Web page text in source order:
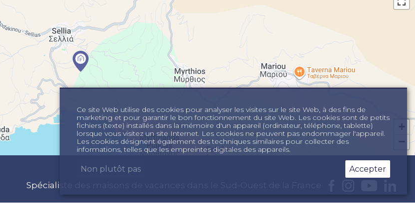
+
−
Spécialiste des maisons de vacances dans le Sud-Ouest de la France
Ce site Web utilise des cookies pour analyser les visites sur le site Web, à des fins de
marketing et pour garantir le bon fonctionnement du site Web. Les cookies sont de petits
fichiers (texte) installés dans la mémoire d'un appareil (ordinateur, téléphone, tablette)
lorsque vous visitez un site Internet. Les cookies ne peuvent pas endommager l'appareil.
Les cookies désignent également des techniques similaires pour collecter des
informations, telles que les empreintes digitales des appareils.
Non plutôt pas Accepter